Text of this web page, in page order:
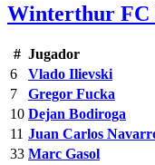
Winterthur FC
# Jugador
6
Vlado Ilievski
7
Gregor Fucka
10 Dejan Bodiroga
11 Juan Carlos
33 Marc Gasol